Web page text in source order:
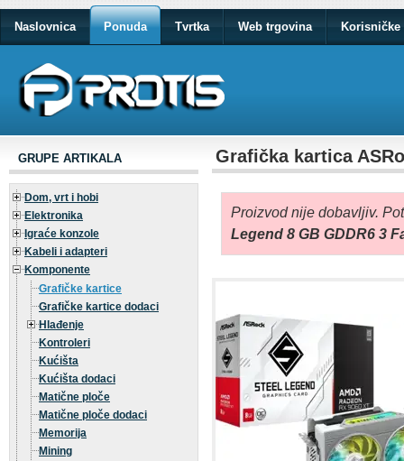
Naslovnica Ponuda Tvrtka Web trgovina Korisničke
GRUPE ARTIKALA
Dom, vrt i hobi
Elektronika
Igraće konzole
Kabeli i adapteri
Komponente
Grafičke kartice
Grafičke kartice dodaci
Hlađenje
Kontroleri
Kućišta
Kućišta dodaci
Matične ploče
Matične ploče dodaci
Memorija
Mining
Grafička kartica
Proizvod nije dobavljiv.
Legend 8 GB GDDR6 3